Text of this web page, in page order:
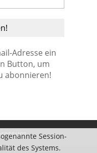
Adresse ein
Button, um
abonnieren!
Session-
des Systems.